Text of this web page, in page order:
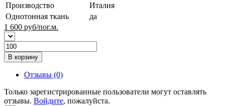
Производство
Италия
Однотонная ткань
да
1 600 руб/пог.м.
В корзину
Отзывы (0)
Только зарегистрированные пользователи могут оставлять
отзывы. Войдите, пожалуйста.